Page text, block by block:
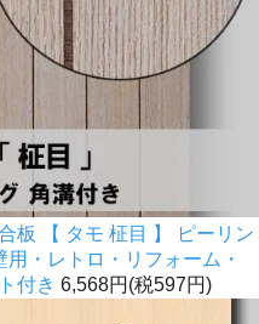
板 【 タモ 柾目 】 ピーリン
・レトロ・リフォーム・
付き 6,568円(税597円)